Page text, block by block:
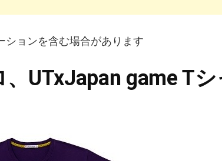
ションを含む場合があります
UTxJapan game Tシ